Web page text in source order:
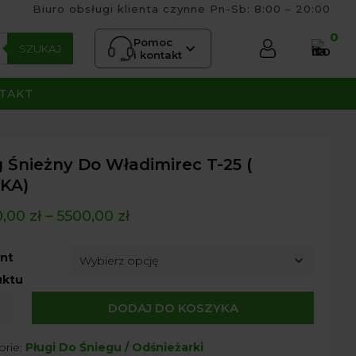
Biuro obsługi klienta czynne Pn-Sb: 8:00 – 20:00
SZUKAJ
Pomoc
i kontakt
0
Śnieżny Do Władimirec T-25 (
zł – 5500,00 zł
DODAJ DO KOSZYKA
Pługi Do Śniegu / Odśnieżarki